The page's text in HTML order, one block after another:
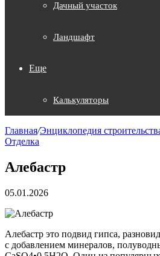
Дачный участок
Ландшафт
Еще
Калькуляторы
Главная/Энциклопедия
Отделка
Алебастр
05.01.2026
Алебастр это подвид гипса,
с добавлением минералов,